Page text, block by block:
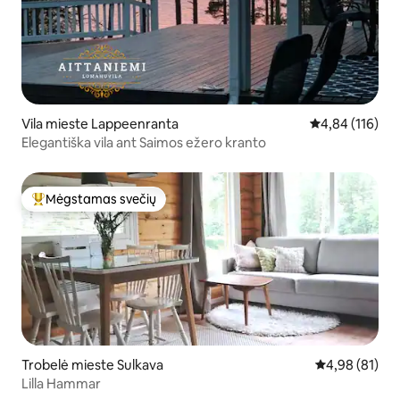
Vila mieste Lappeenranta Vidutinis
4,84 (116)
Elegantiška vila ant Saimos ežero kranto
Svečių mėgstamiausias
Mėgstamas svečių
Trobelė mieste Sulkava Vidutinis
4,98 (81)
Lilla Hammar